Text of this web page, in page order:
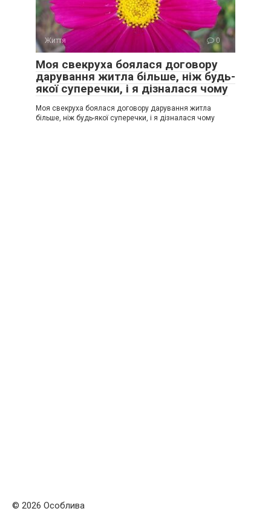
Життя 0
Моя свекруха боялася договору
дарування житла більше, ніж будь-
якої суперечки, і я дізналася чому
Моя свекруха боялася договору дарування житла
більше, ніж будь-якої суперечки, і я дізналася чому
© 2026 Особлива